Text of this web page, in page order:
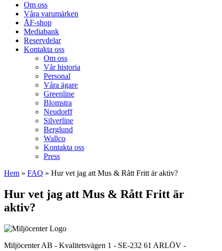
Om oss
Våra varumärken
ÅF-shop
Mediabank
Reservdelar
Kontakta oss
Om oss
Vår historia
Personal
Våra ägare
Greenline
Blomstra
Neudorff
Silverline
Berglund
Wallco
Kontakta oss
Press
Hem » FAQ » Hur vet jag att Mus & Rått Fritt är aktiv?
Hur vet jag att Mus & Rått Fritt är
aktiv?
Miljöcenter AB - Kvalitetsvägen 1 - SE-232 61 ARLÖV -